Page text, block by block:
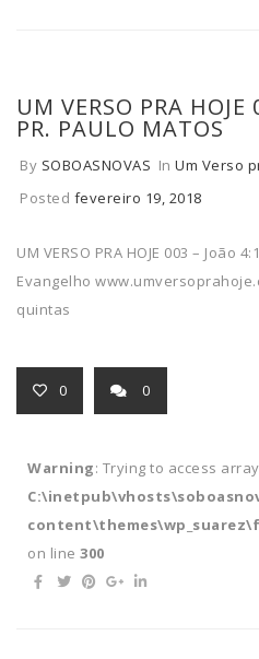
UM VERSO PRA
PR. PAULO MATOS
By SOBOASNOVAS In Um Verso
Posted fevereiro 19, 2018
UM VERSO PRA HOJE 003 – João
Evangelho
quintas
0 0
Warning: Trying to access
on line 300